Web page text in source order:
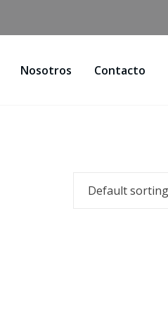
Nosotros Contacto